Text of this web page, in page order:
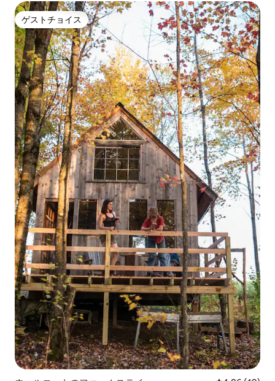
ゲストチョイス
ゲストチョイス